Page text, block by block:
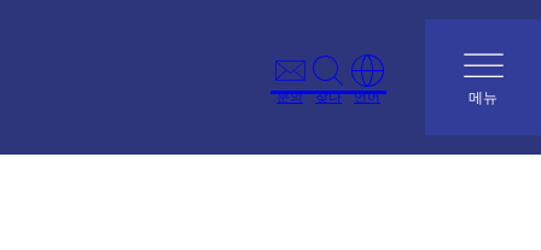
문의 찾다 언어 메뉴